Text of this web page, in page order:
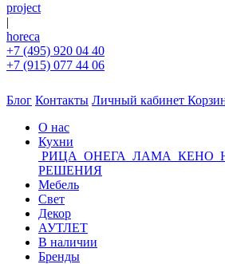
project
|
horeca
+7 (495) 920 04 40
+7 (915) 077 44 06
Блог Контакты Личный кабинет
О нас
Кухни
РИЦА ОНЕГА ЛАМА КЕНО
РЕШЕНИЯ
Мебель
Свет
Декор
АУТЛЕТ
В наличии
Бренды